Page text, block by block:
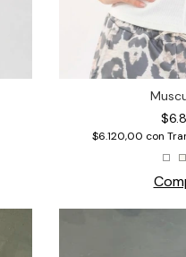
$6.120,00 con